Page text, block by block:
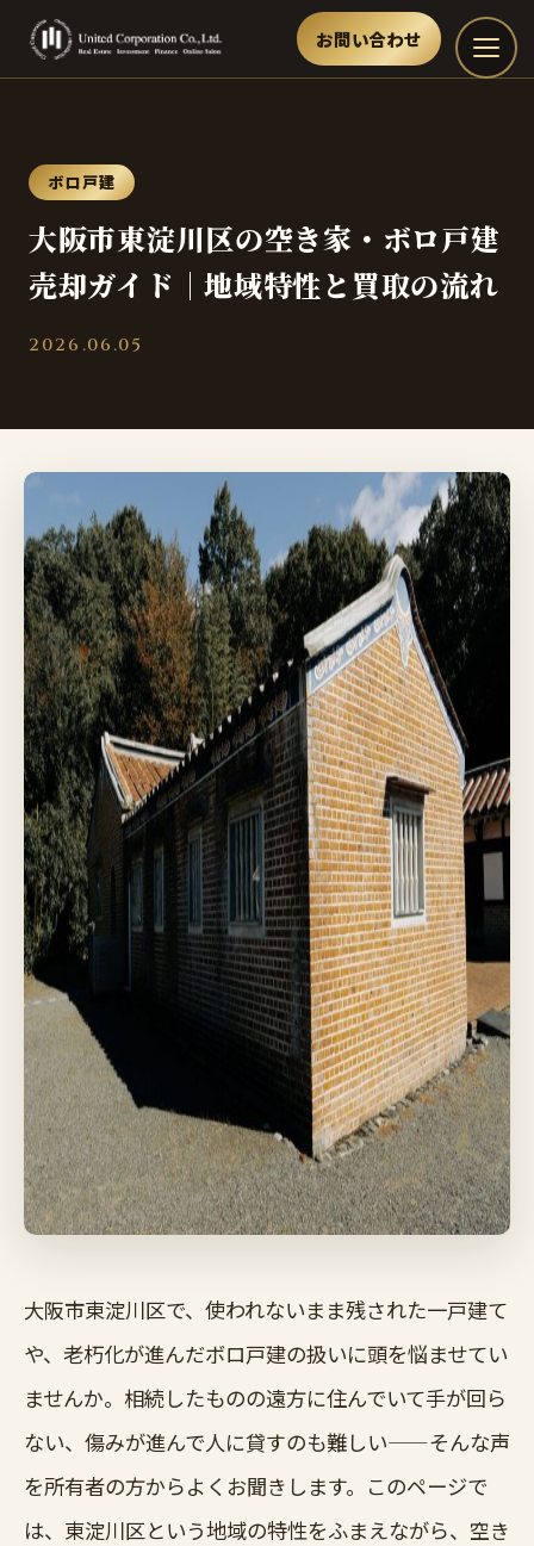
お問い合わせ
ボロ戸建
大阪市東淀川区の空き家・ボロ戸建
売却ガイド｜地域特性と買取の流れ
2026.06.05
大阪市東淀川区で、使われないまま残された一戸建て
や、老朽化が進んだボロ戸建の扱いに頭を悩ませてい
ませんか。相続したものの遠方に住んでいて手が回ら
ない、傷みが進んで人に貸すのも難しい——そんな声
を所有者の方からよくお聞きします。このページで
は、東淀川区という地域の特性をふまえながら、空き